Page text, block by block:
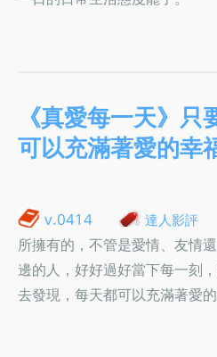
《真愛每一天》
可以充滿著愛的幸
v.0414 達人影評
所擁有的，不管是愛情、友情
邊的人，好好過好當下每一刻
去發現，每天都可以充滿著愛的